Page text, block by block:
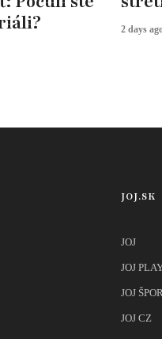
2 days
JOJ.SK
JOJ
JOJ
JOJ
JOJ CZ